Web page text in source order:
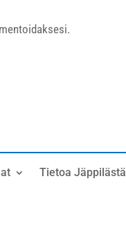
Tietoa Jäppilästä